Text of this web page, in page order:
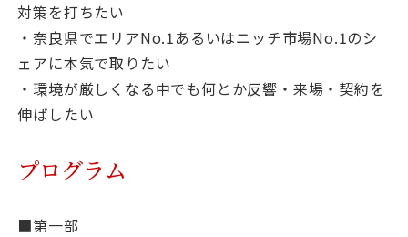
対策を打ちたい
・奈良県でエリアNo.1あるいはニッチ市場No.1のシ
ェアに本気で取りたい
・環境が厳しくなる中でも何とか反響・来場・契約を
伸ばしたい
プログラム
■第一部